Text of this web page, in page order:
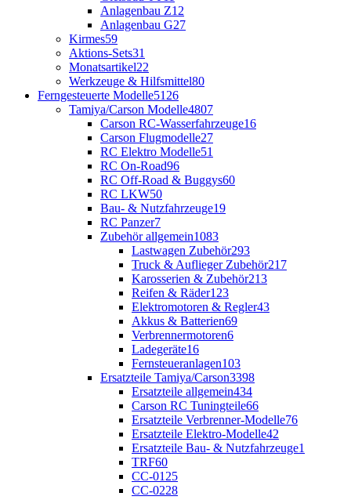
Anlagenbau Z12
Anlagenbau G27
Kirmes59
Aktions-Sets31
Monatsartikel22
Werkzeuge & Hilfsmittel80
Ferngesteuerte Modelle5126
Tamiya/Carson Modelle4807
Carson RC-Wasserfahrzeuge16
Carson Flugmodelle27
RC Elektro Modelle51
RC On-Road96
RC Off-Road & Buggys60
RC LKW50
Bau- & Nutzfahrzeuge19
RC Panzer7
Zubehör allgemein1083
Lastwagen Zubehör293
Truck & Auflieger Zubehör217
Karosserien & Zubehör213
Reifen & Räder123
Elektromotoren & Regler43
Akkus & Batterien69
Verbrennermotoren6
Ladegeräte16
Fernsteueranlagen103
Ersatzteile Tamiya/Carson3398
Ersatzteile allgemein434
Carson RC Tuningteile66
Ersatzteile Verbrenner-Modelle76
Ersatzteile Elektro-Modelle42
Ersatzteile Bau- & Nutzfahrzeuge1
TRF60
CC-01 25
CC-0228